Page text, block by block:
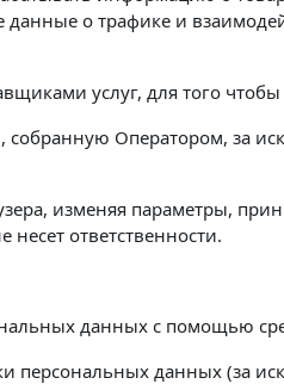
о трафике и
услуг, для того
Оператором, за
изменяя параметры,
ответственности.
данных с помощью
данных (за